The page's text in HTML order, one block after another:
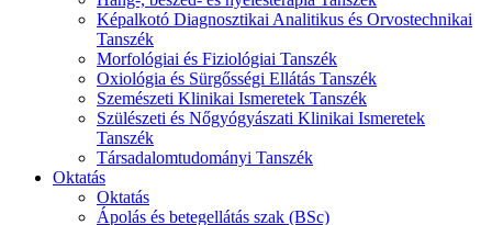
Képalkotó Diagnosztikai Analitikus és Orvostechnikai
Tanszék
Morfológiai és Fiziológiai Tanszék
Oxiológia és Sürgősségi Ellátás Tanszék
Szemészeti Klinikai Ismeretek Tanszék
Szülészeti és Nőgyógyászati Klinikai Ismeretek
Tanszék
Társadalomtudományi Tanszék
Oktatás
Oktatás
Ápolás és betegellátás szak (BSc)